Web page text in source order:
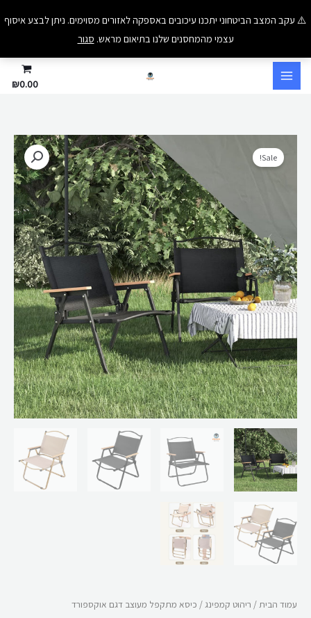
⚠️ עקב המצב הביטחוני יתכנו עיכובים באספקה לאזורים מסוימים. ניתן לבצע איסוף
עצמי מהמחסנים שלנו בתיאום מראש. סגור
לתוכן
₪0.00
Sale!
עמוד הבית / ריהוט קמפינג / כיסא מתקפל מעוצב דגם אוקספורד
היה:
₪120.00.
המחיר
הנוכחי
הוא:
₪85.00.
דגם
אוקספורד